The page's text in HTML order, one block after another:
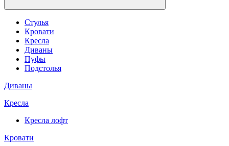
Стулья
Кровати
Кресла
Диваны
Пуфы
Подстолья
Диваны
Кресла
Кресла лофт
Кровати